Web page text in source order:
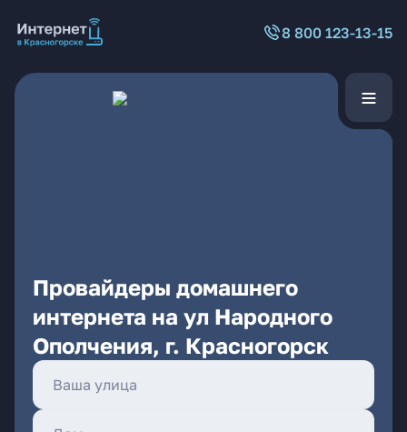
8 800 123-13-15
Провайдеры домашнего
интернета на ул Народного
Ополчения, г. Красногорск